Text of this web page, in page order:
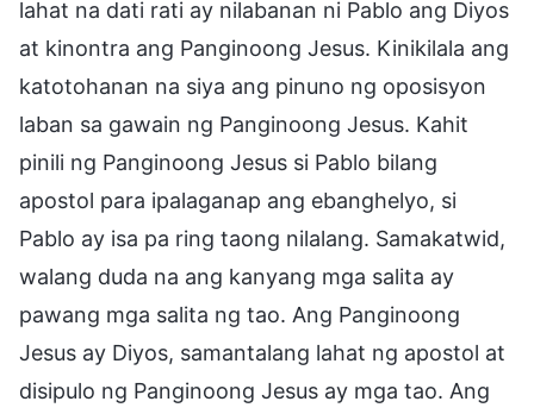
lahat na dati rati ay nilabanan ni Pablo ang Diyos
at kinontra ang Panginoong Jesus. Kinikilala ang
katotohanan na siya ang pinuno ng oposisyon
laban sa gawain ng Panginoong Jesus. Kahit
pinili ng Panginoong Jesus si Pablo bilang
apostol para ipalaganap ang ebanghelyo, si
Pablo ay isa pa ring taong nilalang. Samakatwid,
walang duda na ang kanyang mga salita ay
pawang mga salita ng tao. Ang Panginoong
Jesus ay Diyos, samantalang lahat ng apostol at
disipulo ng Panginoong Jesus ay mga tao. Ang